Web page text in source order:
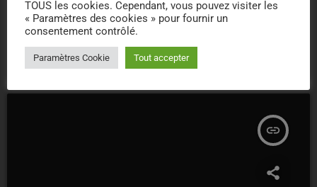
L'HARMONIE DES SAISONS
Les cloches de l’église de Goulles
10/03/2023 28
insert_link
TOUS les cookies. Cependant, vous pouvez visiter les
« Paramètres des cookies » pour fournir un
consentement contrôlé.
Paramètres Cookie Tout accepter